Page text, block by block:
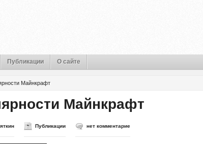
Публикации О сайте
Майнкрафт
Майнкрафт
Публикации нет комментарие